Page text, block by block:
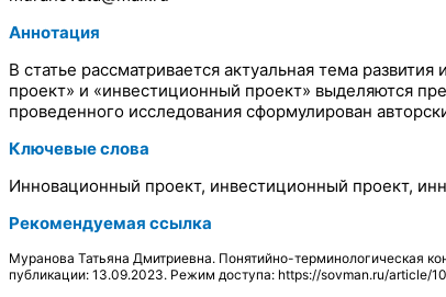
Аннотация
В статье рассматривается актуальная тема
проект» и «инвестиционный проект» выделяются
проведенного исследования сформулирован
Ключевые слова
Инновационный проект, инвестиционный проект,
Рекомендуемая ссылка
Муранова Татьяна Дмитриевна. Понятийно-терминологическая
публикации: 13.09.2023. Режим доступа: https://sovman.ru/article/